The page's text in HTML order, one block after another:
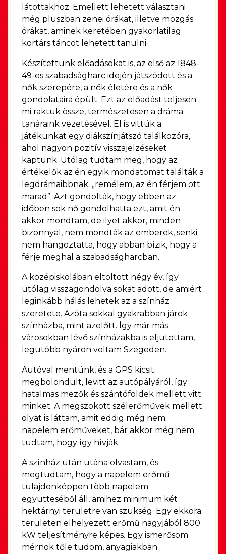
látottakhoz. Emellett lehetett választani
még pluszban zenei órákat, illetve mozgás
órákat, aminek keretében gyakorlatilag
kortárs táncot lehetett tanulni.
Készítettünk előadásokat is, az első az 1848-
49-es szabadságharc idején játszódott és a
nők szerepére, a nők életére és a nők
gondolataira épült. Ezt az előadást teljesen
mi raktuk össze, természetesen a dráma
tanáraink vezetésével. El is vittük a
játékunkat egy diákszínjátszó találkozóra,
ahol nagyon pozitív visszajelzéseket
kaptunk. Utólag tudtam meg, hogy az
értékelők az én egyik mondatomat találták a
legdrámaibbnak: „remélem, az én férjem ott
marad”. Azt gondolták, hogy ebben az
időben sok nő gondolhatta ezt, amit én
akkor mondtam, de ilyet akkor, minden
bizonnyal, nem mondták az emberek, senki
nem hangoztatta, hogy abban bízik, hogy a
férje meghal a szabadságharcban.
A középiskolában eltöltött négy év, így
utólag visszagondolva sokat adott, de amiért
leginkább hálás lehetek az a színház
szeretete. Azóta sokkal gyakrabban járok
színházba, mint azelőtt. Így már más
városokban lévő színházakba is eljutottam,
legutóbb nyáron voltam Szegeden.
Autóval mentünk, és a GPS kicsit
megbolondult, levitt az autópályáról, így
hatalmas mezők és szántóföldek mellett vitt
minket. A megszokott szélerőművek mellett
olyat is láttam, amit eddig még nem:
napelem erőműveket, bár akkor még nem
tudtam, hogy így hívják.
A színház után utána olvastam, és
megtudtam, hogy a napelem erőmű
tulajdonképpen több napelem
együtteséből áll, amihez minimum két
hektárnyi területre van szükség. Egy ekkora
területen elhelyezett erőmű nagyjából 800
kW teljesítményre képes. Egy ismerősöm
mérnök tőle tudom, anyagiakban